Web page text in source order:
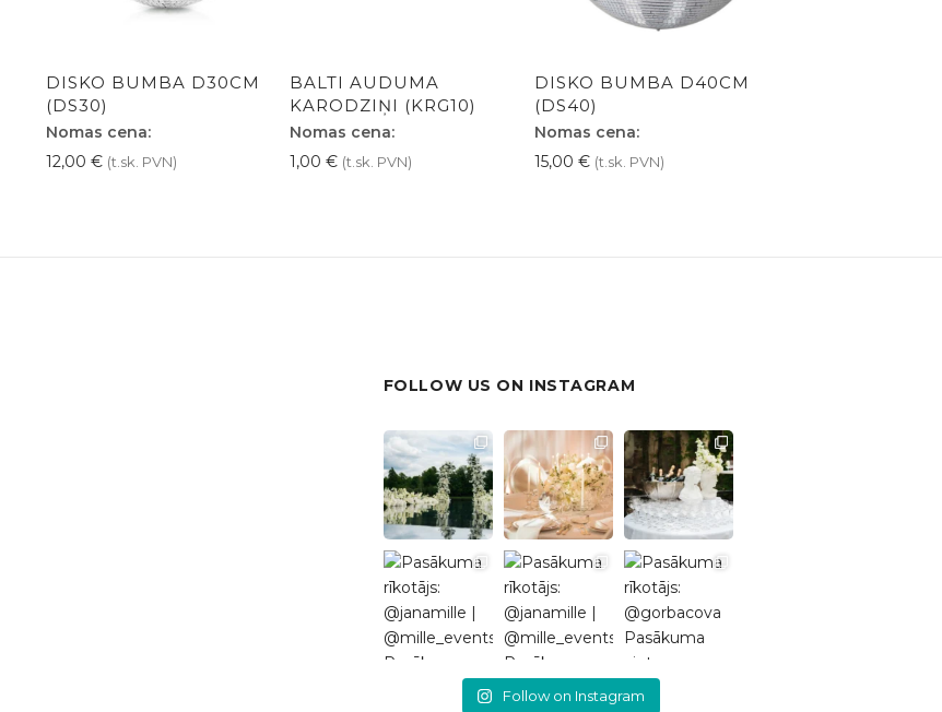
DISKO BUMBA D30CM
(DS30)
Nomas cena:
12,00 € (t.sk. PVN)
BALTI AUDUMA
KARODZIŅI (KRG10)
Nomas cena:
1,00 € (t.sk. PVN)
DISKO BUMBA D40CM
(DS40)
Nomas cena:
15,00 € (t.sk. PVN)
FOLLOW US ON INSTAGRAM
Follow on Instagram